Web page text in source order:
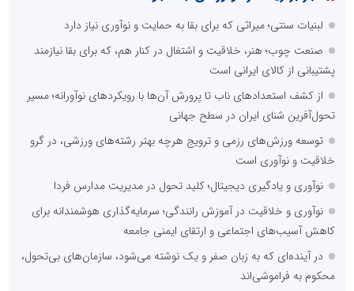
لبنیات سنتی؛ میراثی که برای بقا به حمایت و نوآوری نیاز دارد
صنعت چوب؛ هنر، خلاقیت و اشتغال در کنار هم، که برای بقا نیازمند
پشتیبانی از کالای ایرانی است
از کشف استعدادهای ناب تا پرورش آن‌ها با رویکردهای نوآورانه؛ مسیر
تحول‌آفرین شنای ایران در سطح جهانی
توسعه ورزش‌های رزمی و ترویج هرچه بهتر رشته‌های ورزشی، در گرو
خلاقیت و نوآوری است
نوآوری و یادگیری دیجیتال؛ کلید تحول در مدیریت مدارس فردا
نوآوری و خلاقیت در آموزش رانندگی؛ سرمایه‌گذاری هوشمندانه برای
کاهش آسیب‌های اجتماعی و ارتقای ایمنی جامعه
در آینده‌ای که به زبان صفر و یک نوشته می‌شود، سازمان‌های بی‌تحول،
محکوم به فراموشی‌اند